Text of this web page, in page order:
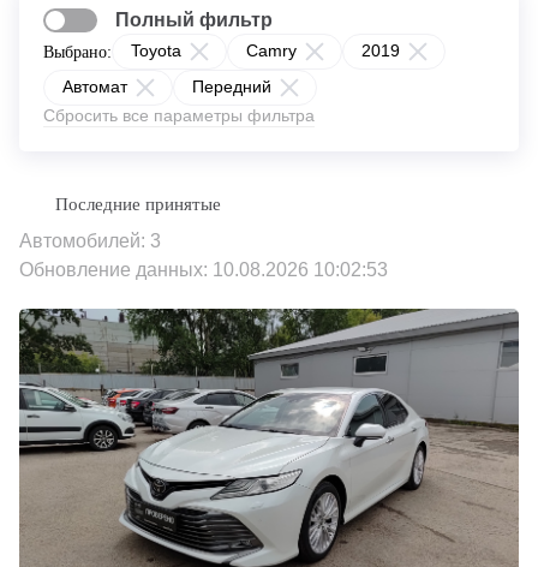
Выбрано: Toyota Camry
2019
Автомат
Передний
Сбросить все параметры фильтра
Полный фильтр
Автомобилей: 3
Обновление данных: 10.08.2026 10:02:53